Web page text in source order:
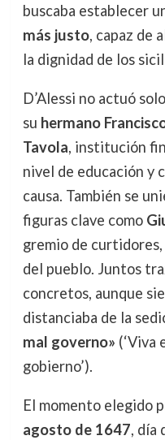
buscaba establecer
más justo, capaz de
la dignidad de los
D’Alessi no actuó
su hermano
Tavola, institución
nivel de educación y
causa. También se
figuras clave como
gremio de curtidores,
del pueblo. Juntos
concretos, aunque
distanciaba de la
mal governo» (‘Viva
gobierno’).
El momento elegido
agosto de 1647, día